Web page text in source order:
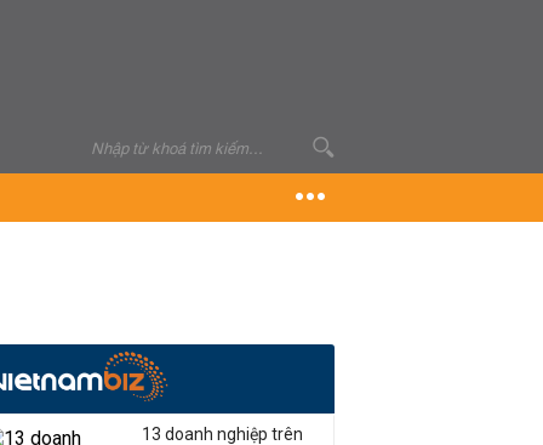
13 doanh nghiệp trên